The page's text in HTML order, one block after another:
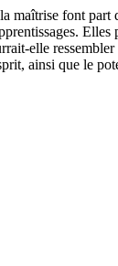
font part
Elles
elle
ainsi que le